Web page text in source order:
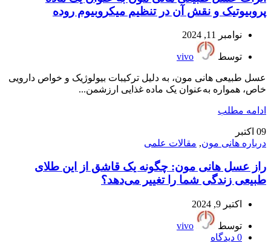
پروبیوتیک و نقش آن در تنظیم میکروبیوم روده
نوامبر 11, 2024
توسط vivo
عسل طبیعی هانی مون، به دلیل ترکیبات بیولوژیک و خواص دارویی
خاص، همواره به‌عنوان یک ماده غذایی ارزشمن...
ادامه مطلب
09 اکتبر
درباره هانی مون, مقالات علمی
راز عسل هانی مون: چگونه یک قاشق از این طلای
طبیعی زندگی شما را تغییر می‌دهد؟
اکتبر 9, 2024
توسط
vivo
0 دیدگاه